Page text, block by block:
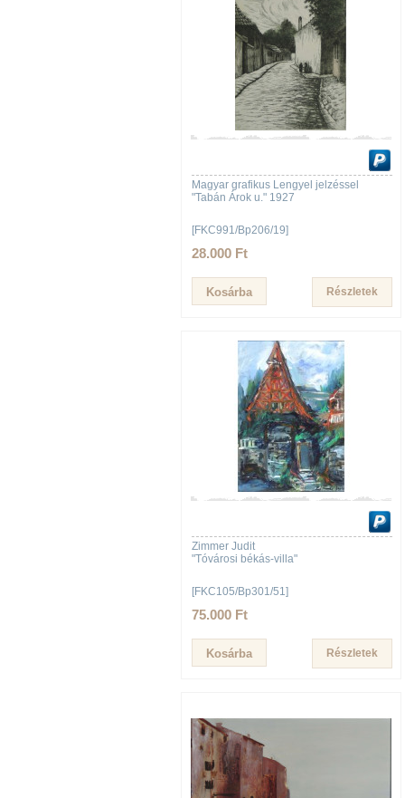
Magyar grafikus Lengyel jelzéssel
"Tabán Árok u." 1927
[FKC991/Bp206/19]
28.000 Ft
Részletek
Zimmer Judit
"Tóvárosi békás-villa"
[FKC105/Bp301/51]
75.000 Ft
Részletek